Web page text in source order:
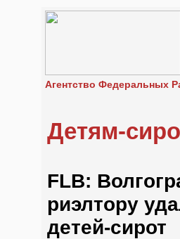
Агентство Федеральных
Детям-
FLB:
риэлтору
детей-сирот